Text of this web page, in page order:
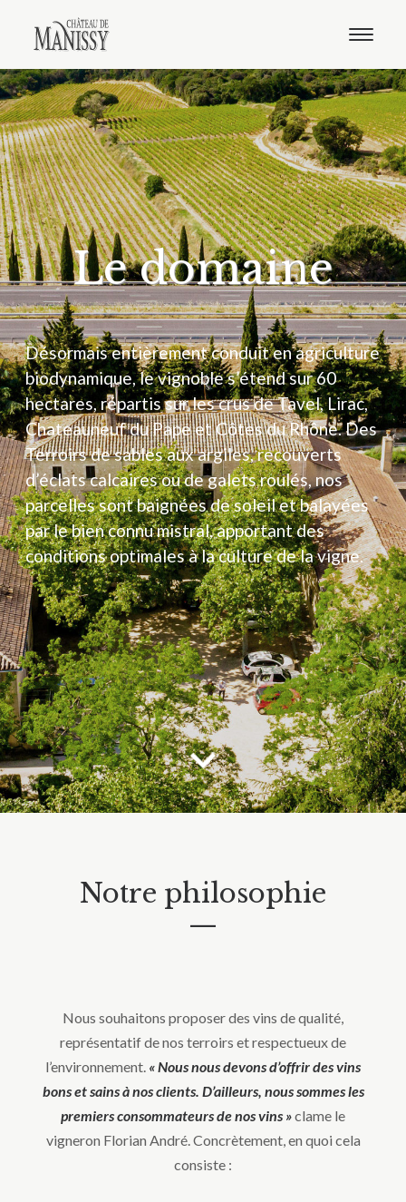
Le domaine
Nos vins
Oenotourisme
Notre boutique
Distribution
Contact
Français
Anglais
Le domaine
Désormais entièrement conduit en agriculture
biodynamique, le vignoble s’étend sur 60
hectares, répartis sur les crus de Tavel, Lirac,
Chateauneuf du Pape et Côtes du Rhône. Des
Terroirs de sables aux argiles, recouverts
d’éclats calcaires ou de galets roulés, nos
parcelles sont baignées de soleil et balayées
par le bien connu mistral, apportant des
conditions optimales à la culture de la vigne.
Notre philosophie
—
Nous souhaitons proposer des vins de qualité,
représentatif de nos terroirs et respectueux de
l’environnement. « Nous nous devons d’offrir des vins
bons et sains à nos clients. D’ailleurs, nous sommes les
premiers consommateurs de nos vins »clame le
vigneron Florian André. Concrètement, en quoi cela
consiste :